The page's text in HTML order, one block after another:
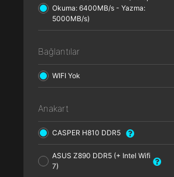
Okuma: 6400MB/s - Yazma:
5000MB/s)
Bağlantılar
WIFI Yok
Anakart
CASPER H810 DDR5
ASUS Z890 DDR5 (+ Intel Wifi
7)